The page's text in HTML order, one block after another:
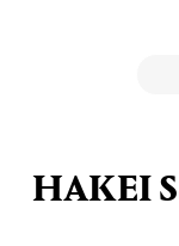
HAKEI